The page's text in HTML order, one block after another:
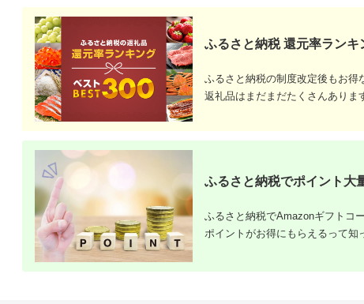
ふるさと納
ふるさと納税 還元率ランキ
ふるさと納税の制度改定後もお得
返礼品はまだまだたくさんありま
ふるさと納税でポイント大
ふるさと納税でAmazonギフトコ
ポイントがお得にもらえるって知